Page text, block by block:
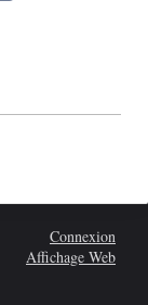
Connexion
Affichage Web